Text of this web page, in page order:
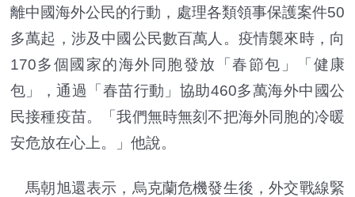
離中國海外公民的行動，處理各類領事保護案件50
多萬起，涉及中國公民數百萬人。疫情襲來時，向
170多個國家的海外同胞發放「春節包」「健康
包」，通過「春苗行動」協助460多萬海外中國公
民接種疫苗。「我們無時無刻不把海外同胞的冷暖
安危放在心上。」他說。
馬朝旭還表示，烏克蘭危機發生後，外交戰線緊